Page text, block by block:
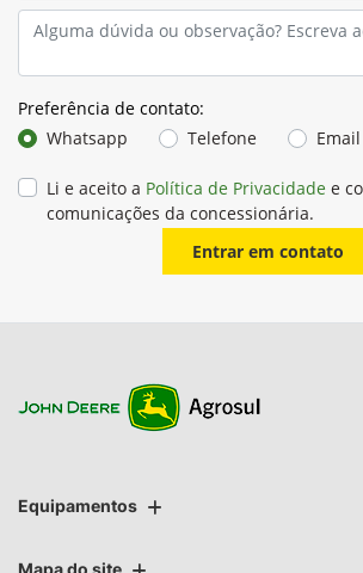
Preferência de contato:
Whatsapp
Telefone Email
Li e aceito a Política de Privacidade e
comunicações da concessionária.
Entrar em contato
Equipamentos
Mapa do site